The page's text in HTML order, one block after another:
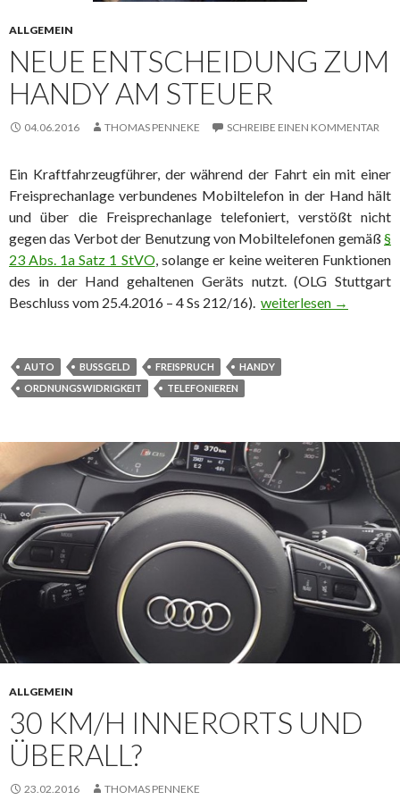
ALLGEMEIN
NEUE ENTSCHEIDUNG ZUM
HANDY AM STEUER
04.06.2016 THOMAS PENNEKE SCHREIBE EINEN KOMMENTAR
Ein Kraftfahrzeugführer, der während der Fahrt ein mit einer
Freisprechanlage verbundenes Mobiltelefon in der Hand hält
und über die Freisprechanlage telefoniert, verstößt nicht
gegen das Verbot der Benutzung von Mobiltelefonen gemäß§
23 Abs. 1a Satz 1 StVO, solange er keine weiteren Funktionen
des in der Hand gehaltenen Geräts nutzt. (OLG Stuttgart
Beschluss vom 25.4.2016 – 4 Ss 212/16). Neue Entscheidung
weiterlesen →
AUTO BUSSGELD FREISPRUCH
HANDY
ORDNUNGSWIDRIGKEIT
TELEFONIEREN
ALLGEMEIN
30 KM/H INNERORTS UND
ÜBERALL?
23.02.2016 THOMAS PENNEKE